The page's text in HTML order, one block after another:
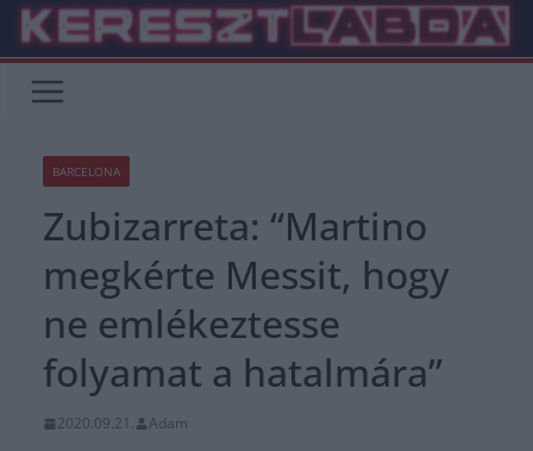
Skip
content
BARCELONA
Zubizarreta: “Martino
megkérte Messit, hogy
ne emlékeztesse
folyamat a hatalmára”
2020.09.21.
Adam